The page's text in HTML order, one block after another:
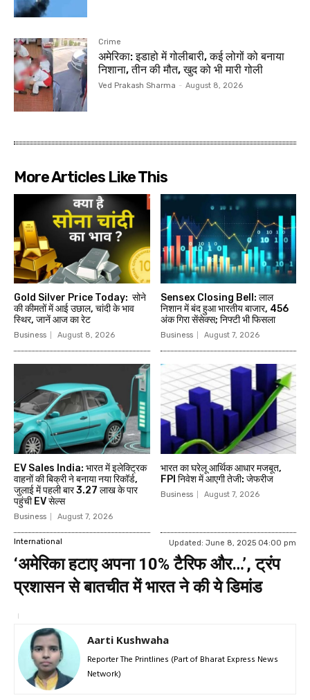
Crime
अमेरिका: इडाहो में गोलीबारी, कई लोगों को बनाया
निशाना, तीन की मौत, खुद को भी मारी गोली
Ved Prakash Sharma - August 8, 2026
More Articles Like This
Gold Silver Price Today: सोने
की कीमतों में आई उछाल, चांदी के भाव
स्थिर, जानें आज का रेट
Business August 8, 2026
Sensex Closing Bell: लाल
निशान में बंद हुआ भारतीय बाजार, 456
अंक गिरा सेंसेक्स; निफ्टी भी फिसला
Business August 7, 2026
EV Sales India: भारत में इलेक्ट्रिक
वाहनों की बिक्री ने बनाया नया रिकॉर्ड,
जुलाई में पहली बार 3.27 लाख के पार
पहुंची EV सेल्स
Business August 7, 2026
भारत का घरेलू आर्थिक आधार मजबूत,
FPI निवेश में आएगी तेजी: जेफरीज
Business August 7, 2026